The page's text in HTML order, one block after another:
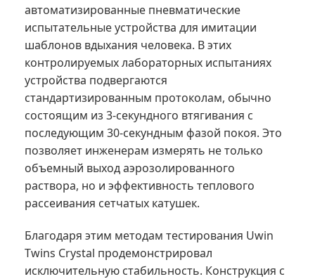
автоматизированные пневматические
испытательные устройства для имитации
шаблонов вдыхания человека. В этих
контролируемых лабораторных испытаниях
устройства подвергаются
стандартизированным протоколам, обычно
состоящим из 3-секундного втягивания с
последующим 30-секундным фазой покоя. Это
позволяет инженерам измерять не только
объемный выход аэрозолированного
раствора, но и эффективность теплового
рассеивания сетчатых катушек.
Благодаря этим методам тестирования Uwin
Twins Crystal продемонстрировал
исключительную стабильность. Конструкция с